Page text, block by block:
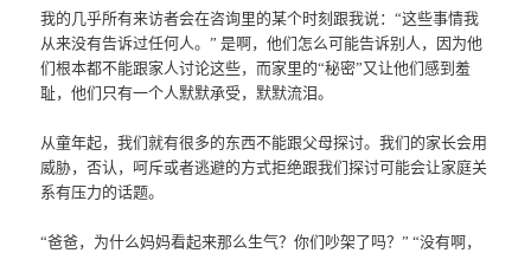
我的几乎所有来访者会在咨询里的某个时刻跟我说：“这些事情我
从来没有告诉过任何人。” 是啊，他们怎么可能告诉别人，因为他
们根本都不能跟家人讨论这些，而家里的“秘密”又让他们感到羞
耻，他们只有一个人默默承受，默默流泪。
从童年起，我们就有很多的东西不能跟父母探讨。我们的家长会用
威胁，否认，呵斥或者逃避的方式拒绝跟我们探讨可能会让家庭关
系有压力的话题。
“爸爸，为什么妈妈看起来那么生气？你们吵架了吗？” “没有啊，